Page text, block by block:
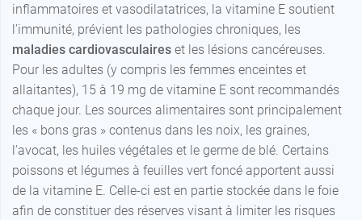
inflammatoires et vasodilatatrices, la vitamine E soutient
l’immunité, prévient les pathologies chroniques, les
maladies cardiovasculaires et les lésions cancéreuses.
Pour les adultes (y compris les femmes enceintes et
allaitantes), 15 à 19 mg de vitamine E sont recommandés
chaque jour. Les sources alimentaires sont principalement
les « bons gras » contenus dans les noix, les graines,
l’avocat, les huiles végétales et le germe de blé. Certains
poissons et légumes à feuilles vert foncé apportent aussi
de la vitamine E. Celle-ci est en partie stockée dans le foie
afin de constituer des réserves visant à limiter les risques